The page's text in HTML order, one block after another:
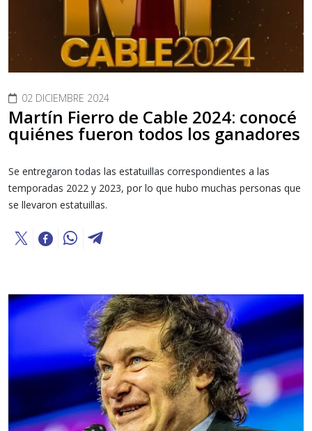
02 DICIEMBRE 2024
Martín Fierro de Cable 2024: conocé
quiénes fueron todos los ganadores
Se entregaron todas las estatuillas correspondientes a las
temporadas 2022 y 2023, por lo que hubo muchas personas que
se llevaron estatuillas.